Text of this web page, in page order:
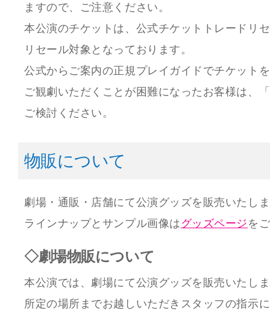
ますので、ご注意ください。
本公演のチケットは、公式チケットトレードリ
リセール対象となっております。
公式からご案内の正規プレイガイドでチケット
ご観劇いただくことが困難になったお客様は、「
ご検討ください。
物販について
劇場・通販・店舗にて公演グッズを販売いたし
ラインナップとサンプル画像はグッズページを
◇劇場物販について
本公演では、劇場にて公演グッズを販売いたし
所定の場所までお越しいただきスタッフの指示